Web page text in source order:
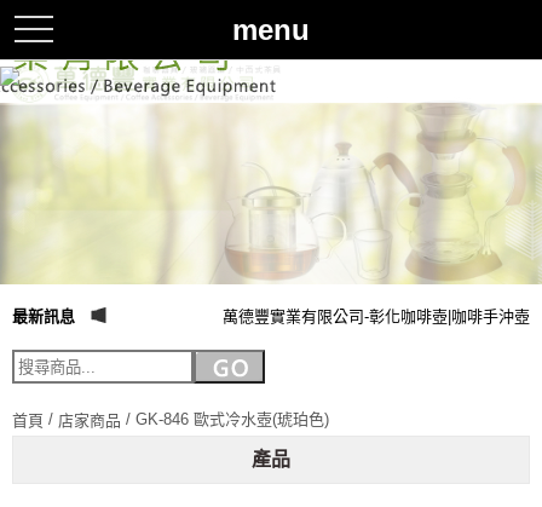
menu
toggle
navigation
最新訊息 萬德豐實業有限公司-彰化咖啡壺|咖啡手沖壺|
首頁 / 店家商品 / GK-846 歐式冷水壺(琥珀色)
產品